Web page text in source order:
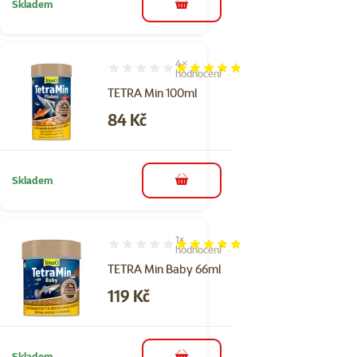
Skladem do košíku
TETRA Min 100ml
Hodnocení 100%, počet hodnocení: 4
4×
hodnocení
Cena
84 Kč
Skladem do košíku
TETRA Min Baby 66ml
Hodnocení 100%, počet hodnocení: 1
1×
hodnocení
Cena
119 Kč